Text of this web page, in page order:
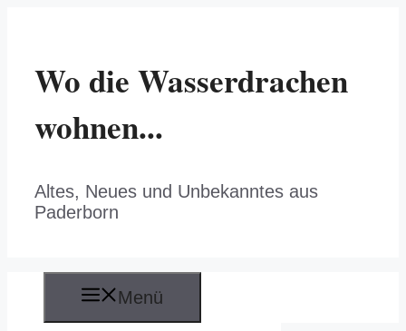
Wo die Wasserdrachen
wohnen...
Altes, Neues und Unbekanntes aus
Paderborn
Menü